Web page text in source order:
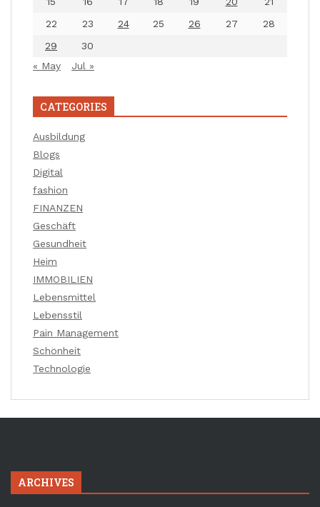
22
23 24 25 26 27
28
29
30
« May
Jul »
CATEGORIES
Ausbildung
Blogs
Digital
fashion
FINANZEN
Geschäft
Gesundheit
Heim
IMMOBILIEN
Lebensmittel
Lebensstil
Pain Management
Schönheit
Technologie
ARCHIVES